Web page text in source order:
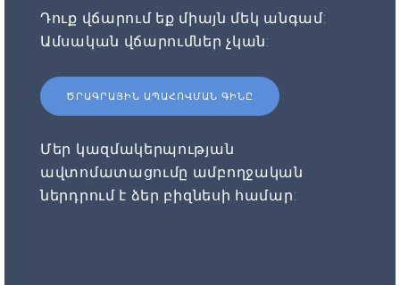
Դուք վճարում եք միայն մեկ անգամ:
Ամսական վճարումներ չկան:
ԾՐԱԳՐԱՅԻՆ ԱՊԱՀՈՎՄԱՆ ԳԻՆԸ
Մեր կազմակերպության
ավտոմատացումը ամբողջական
ներդրում է ձեր բիզնեսի համար: